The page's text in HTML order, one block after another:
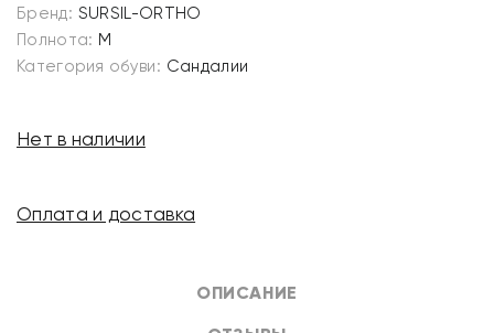
ОПИСАНИЕ
Бренд: SURSIL-ORTHO
Полнота: M
Категория обуви: Сандалии
Нет в наличии
Оплата и доставка